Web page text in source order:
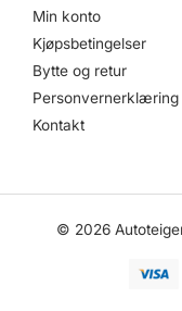
Min konto
Kjøpsbetingelser
Bytte og retur
Personvernerklæring
Kontakt
© 2026